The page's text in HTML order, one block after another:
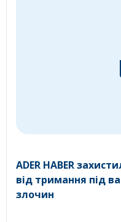
ADER HABER
від тримання під
злочин